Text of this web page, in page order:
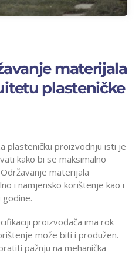
materijala
plasteničke
plasteničku proizvodnju isti je
kako bi se maksimalno
materijala
i namjensko korištenje kao i
proizvođača ima rok
može biti i produžen.
pažnju na mehanička